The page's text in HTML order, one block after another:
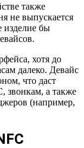
также
не выпускается
изделие бы
хотя до
далеко. Девайс
что даст
звонкам, а также
(например,